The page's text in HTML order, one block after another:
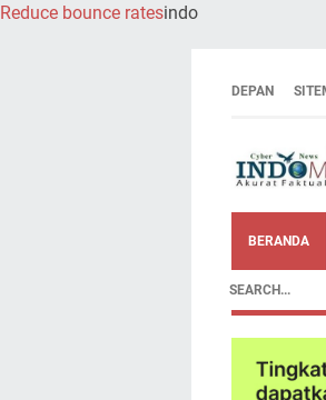
Reduce bounce ratesindo
DEPAN
BERANDA